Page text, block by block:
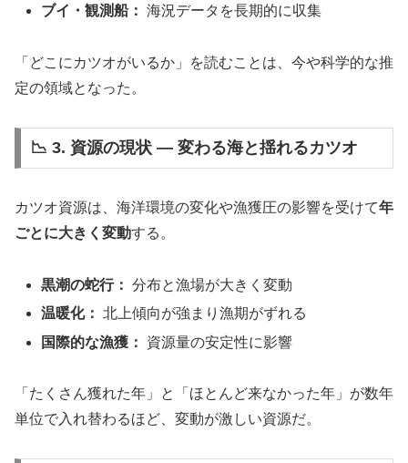
ブイ・観測船： 海況データを長期的に収集
「どこにカツオがいるか」を読むことは、今や科学的な推
定の領域となった。
📉 3. 資源の現状 ― 変わる海と揺れるカツオ
カツオ資源は、海洋環境の変化や漁獲圧の影響を受けて年
ごとに大きく変動する。
黒潮の蛇行： 分布と漁場が大きく変動
温暖化： 北上傾向が強まり漁期がずれる
国際的な漁獲：
資源量の安定性に影響
「たくさん獲れた年」と「ほとんど来なかった年」が数年
単位で入れ替わるほど、変動が激しい資源だ。